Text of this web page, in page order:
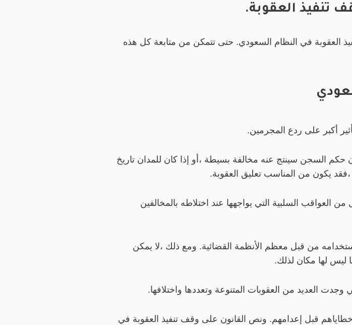
تنفيذ العقوبة.
العقوبة في النظام السعودي. حتى تتمكن من متابعة كل هذه
السجن سينتج عنه مخالفة بسيطة ،أو إذا كان للمدان تاريخ
يكون من المناسب تعليق العقوبة.
السلبية التي يواجهها عند اختلاطه بالمخالفين
من قبل معظم الأنظمة القضائية. ومع ذلك ،لا يمكن
ليس لها مكان لذلك.
العديد من العقوبات المتنوعة وتعددها واختلافها.
قبل إعدامهم. ونص القانون على وقف تنفيذ العقوبة في